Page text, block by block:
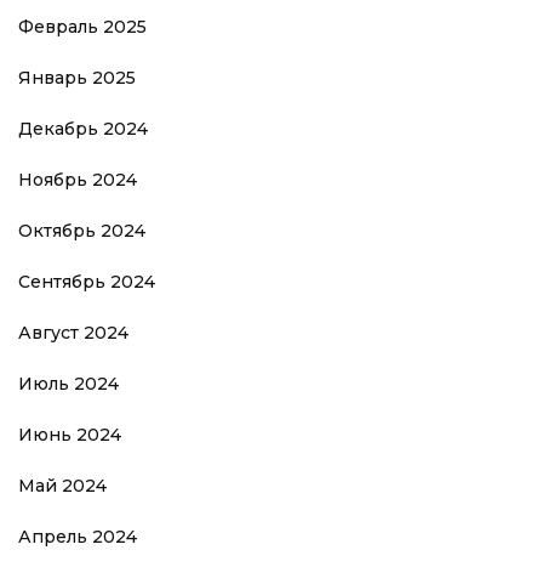
Февраль 2025
Январь 2025
Декабрь 2024
Ноябрь 2024
Октябрь 2024
Сентябрь 2024
Август 2024
Июль 2024
Июнь 2024
Май 2024
Апрель 2024